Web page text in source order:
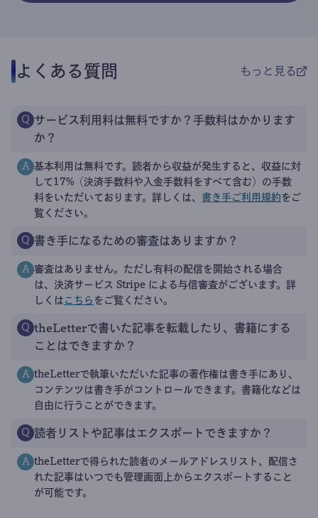
よくある質問 もっと見る
Q サービス利用料は無料ですか？手数料はかかります
か？
A 基本利用は無料です。読者から収益が発生すると、収益に対
して17%（決済手数料や入金手数料をすべて含む）の手数
料をいただいております。詳しくは、 書き手ご利用規約 をご
覧ください。
Q 書き手になるための審査はありますか？
A 審査はありません。ただし有料の配信を開始される場合
は、決済サービス Stripe による与信審査がございます。詳
しくは こちら をご覧ください。
Q theLetterで書いた記事を転載したり、書籍にする
ことはできますか？
A theLetterで執筆いただいた記事の著作権は書き手にあり、
コンテンツは書き手がコントロールできます。書籍化などは
自由に行うことができます。
Q 読者リストや記事はエクスポートできますか？
A theLetterで得られた読者のメールアドレスリスト、配信さ
れた記事はいつでも管理画面上からエクスポートすること
が可能です。